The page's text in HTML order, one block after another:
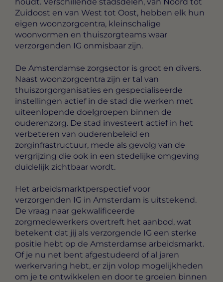
Zuidoost en van West tot Oost, hebben elk hun
eigen woonzorgcentra, kleinschalige
woonvormen en thuiszorgteams waar
verzorgenden IG onmisbaar zijn.
De Amsterdamse zorgsector is groot en divers.
Naast woonzorgcentra zijn er tal van
thuiszorgorganisaties en gespecialiseerde
instellingen actief in de stad die werken met
uiteenlopende doelgroepen binnen de
ouderenzorg. De stad investeert actief in het
verbeteren van ouderenbeleid en
zorginfrastructuur, mede als gevolg van de
vergrijzing die ook in een stedelijke omgeving
duidelijk zichtbaar wordt.
Het arbeidsmarktperspectief voor
verzorgenden IG in Amsterdam is uitstekend.
De vraag naar gekwalificeerde
zorgmedewerkers overtreft het aanbod, wat
betekent dat jij als verzorgende IG een sterke
positie hebt op de Amsterdamse arbeidsmarkt.
Of je nu net bent afgestudeerd of al jaren
werkervaring hebt, er zijn volop mogelijkheden
om je te ontwikkelen en door te groeien binnen